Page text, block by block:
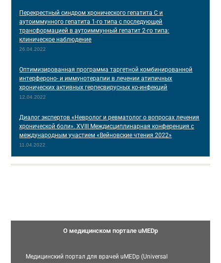
Перекрестный синдром хронического гепатита С и
аутоиммунного гепатита 1-го типа с последующей
трансформацией в аутоиммунный гепатит 2-го типа:
клиническое наблюдение
26.04.2022
Оптимизированная программа таргетной комбинированной
интерфероно- и иммунотерапии в лечении атипичных
хронических активных герпесвирусных ко-инфекций
12.04.2022
Диалог экспертов «Невролог и ревматолог о вопросах лечения
хронической боли». XVIII Междисциплинарная конференция c
международным участием «Вейновские чтения 2022»
11.04.2022
О медицинском портале uMEDp
Медицинский портал для врачей uMEDp (Universal